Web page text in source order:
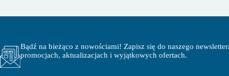
Bądź na bieżąco z nowościami! Zapisz się do naszego
promocjach, aktualizacjach i wyjątkowych ofertach.